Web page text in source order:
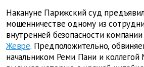
Накануне Парижский суд
мошенничестве одному из
внутренней безопасности
Жевре. Предположительно,
начальником Реми Пани и